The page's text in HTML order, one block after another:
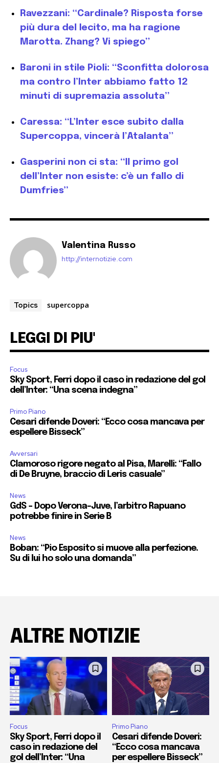
Ravezzani: “Cardinale? Risposta forse
più dura del lecito, ma ha ragione
Marotta. Zhang? Vi spiego”
Baroni in stile Pioli: “Sconfitta dolorosa
ma contro l’Inter abbiamo fatto 12
minuti di supremazia assoluta”
Caressa: “L’Inter esce subito dalla
Supercoppa, vincerà l’Atalanta”
Gasperini non ci sta: “Il primo gol
dell’Inter non esiste: c’è un fallo di
Dumfries”
Valentina Russo
http://internotizie.com
Topics supercoppa
LEGGI DI PIU'
Focus
Sky Sport, Ferri dopo il caso in redazione del gol
dell’Inter: “Una scena indegna”
Primo Piano
Cesari difende Doveri: “Ecco cosa mancava per
espellere Bisseck”
Avversari
Clamoroso rigore negato al Pisa, Marelli: “Fallo
di De Bruyne, braccio di Leris casuale”
News
GdS – Dopo Verona-Juve, l’arbitro Rapuano
potrebbe finire in Serie B
News
Boban: “Pio Esposito si muove alla perfezione.
Su di lui ho solo una domanda”
ALTRE NOTIZIE
Focus
Sky Sport, Ferri dopo il
caso in redazione del
gol dell’Inter: “Una
Primo Piano
Cesari difende Doveri:
“Ecco cosa mancava
per espellere Bisseck”